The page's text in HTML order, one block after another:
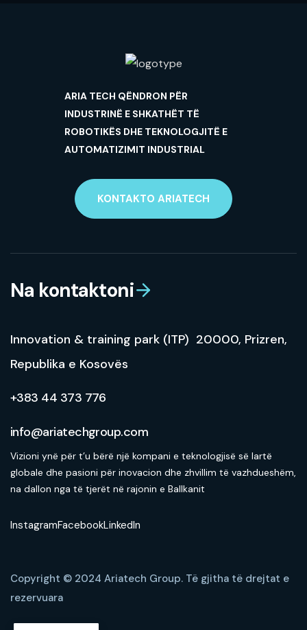
ARIA TECH QËNDRON PËR
INDUSTRINË E SHKATHËT TË
ROBOTIKËS DHE TEKNOLOGJITË E
AUTOMATIZIMIT INDUSTRIAL
KONTAKTO ARIATECH
Na kontaktoni
Innovation & training park (ITP) 20000, Prizren,
Republika e Kosovës
+383 44 373 776
info@ariatechgroup.com
Vizioni ynë për t’u bërë një kompani e teknologjisë së lartë
globale dhe pasioni për inovacion dhe zhvillim të vazhdueshëm,
na dallon nga të tjerët në rajonin e Ballkanit
InstagramFacebookLinkedIn
Copyright © 2024 Ariatech Group. Të gjitha të drejtat e
rezervuara